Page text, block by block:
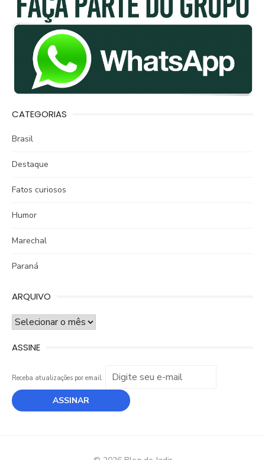
CATEGORIAS
Brasil
Destaque
Fatos curiosos
Humor
Marechal
Paraná
ARQUIVO
ARQUIVO
ASSINE
Receba atualizações por email.